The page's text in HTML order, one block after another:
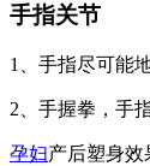
手指关节
1、手指尽可能
2、手握拳，手
孕妇产后塑身效